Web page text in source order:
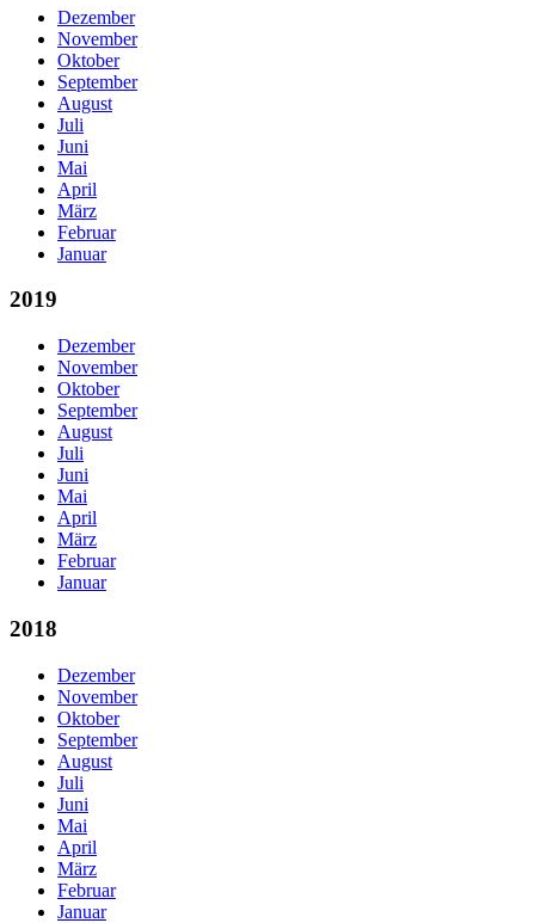
Dezember
November
Oktober
September
August
Juli
Juni
Mai
April
März
Februar
Januar
2019
Dezember
November
Oktober
September
August
Juli
Juni
Mai
April
März
Februar
Januar
2018
Dezember
November
Oktober
September
August
Juli
Juni
Mai
April
März
Februar
Januar